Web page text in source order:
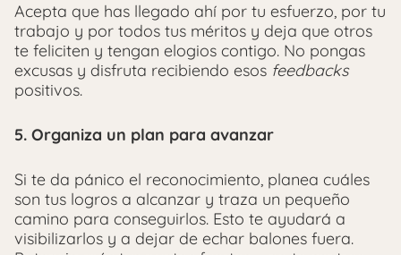
Acepta que has llegado ahí por tu esfuerzo, por tu
trabajo y por todos tus méritos y deja que otros
te feliciten y tengan elogios contigo. No pongas
excusas y disfruta recibiendo esos feedbacks
positivos.
5. Organiza un plan para avanzar
Si te da pánico el reconocimiento, planea cuáles
son tus logros a alcanzar y traza un pequeño
camino para conseguirlos. Esto te ayudará a
visibilizarlos y a dejar de echar balones fuera.